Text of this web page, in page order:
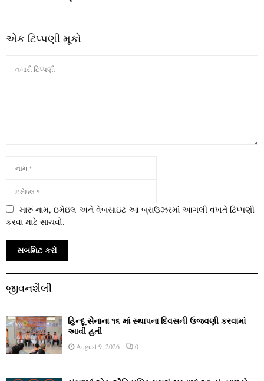
એક ટિપ્પણી મૂકો
મારું નામ, ઇમેઇલ અને વેબસાઇટ આ બ્રાઉઝરમાં આગલી વખતે ટિપ્પણી
કરવા માટે સાચવો.
જીવનશૈલી
હિન્દૂ સેનાના ૧૬ માં સ્થાપના દિવસની ઉજવણી કરવામાં
આવી હતી
August 9, 2026 0